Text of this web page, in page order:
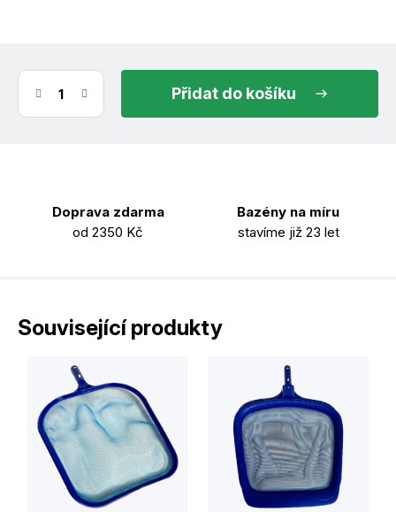
do košíku
Doprava zdarma
od 2350 Kč
Bazény na míru
stavíme již 23 let
Související produkty